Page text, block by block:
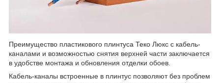
Преимущество пластикового плинтуса Теко Люкс с кабель-
каналами и возможностью снятия верхней части заключается
в удобстве монтажа и обновления отделки обоев.
Кабель-каналы встроенные в плинтус позволяют без проблем